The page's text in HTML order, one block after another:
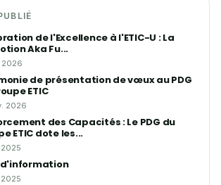
de l'Excellence à l'ETIC-U : La
Aka Fu...
2026
de présentation de vœux au PDG
ETIC
2026
des Capacités : Le PDG du
ETIC dote les...
2025
2025